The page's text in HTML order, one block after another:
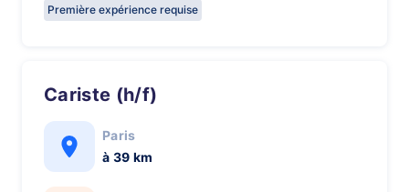
Première expérience requise
Cariste (h/f)
Paris
à 39 km